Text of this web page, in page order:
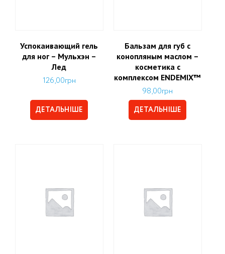
Успокаивающий гель
для ног – Мульхэн –
Лед
126,00грн
ДЕТАЛЬНІШЕ
Бальзам для губ с
конопляным маслом –
косметика с
комплексом ENDEMIX™
98,00грн
ДЕТАЛЬНІШЕ